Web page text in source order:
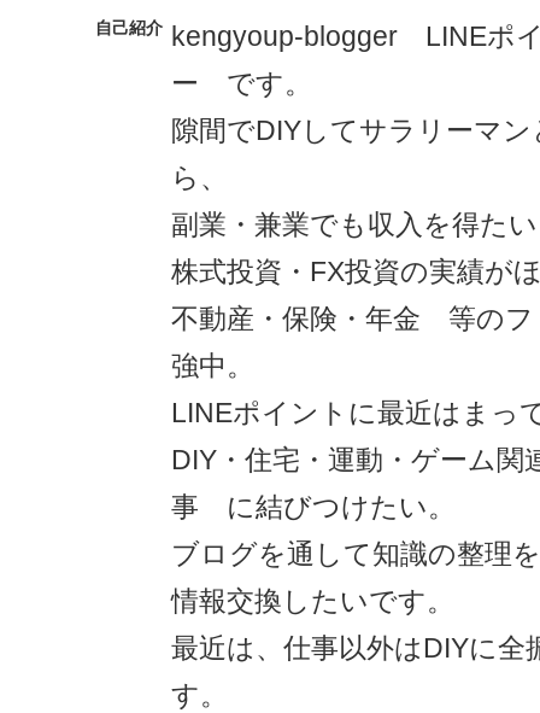
自己紹介
kengyoup-blogger LINEポ
ー です。
隙間でDIYしてサラリーマ
ら、
副業・兼業でも収入を得た
株式投資・FX投資の実績が
不動産・保険・年金 等のフ
強中。
LINEポイントに最近はまっ
DIY・住宅・運動・ゲーム
事 に結びつけたい。
ブログを通して知識の整理
情報交換したいです。
最近は、仕事以外はDIYに全
す。